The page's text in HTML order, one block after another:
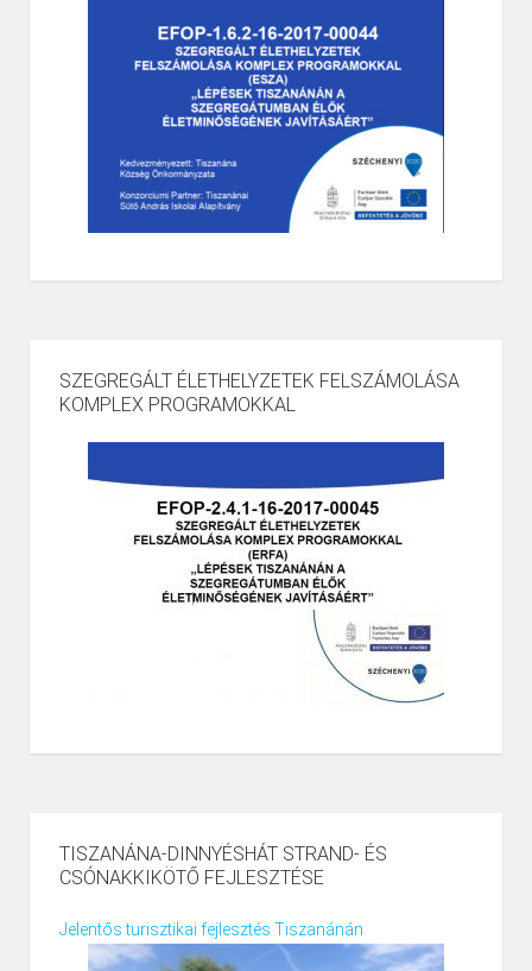
SZEGREGÁLT ÉLETHELYZETEK FELSZÁMOLÁSA
KOMPLEX PROGRAMOKKAL
TISZANÁNA-DINNYÉSHÁT STRAND- ÉS
CSÓNAKKIKÖTŐ FEJLESZTÉSE
Jelentős turisztikai fejlesztés Tiszanánán